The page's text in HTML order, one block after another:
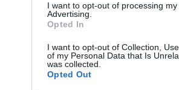
I want to opt-out of processing
Advertising.
Opted In
I want to opt-out of Collection,
of my Personal Data that Is
was collected.
Opted Out